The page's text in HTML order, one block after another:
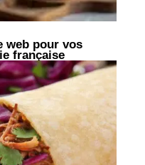
web pour vos
française